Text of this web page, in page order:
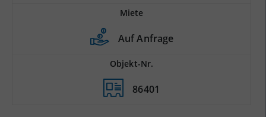
Miete
Auf Anfrage
Objekt-Nr.
86401